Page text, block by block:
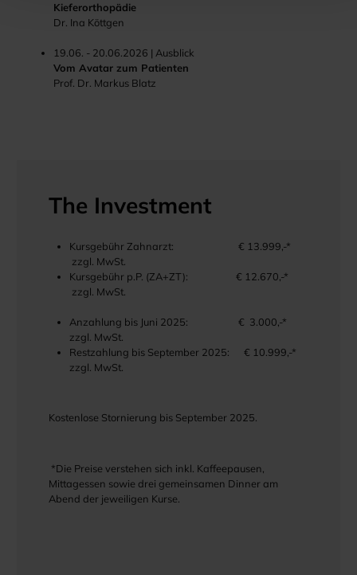
Kieferorthopädie
Dr. Ina Köttgen
19.06. - 20.06.2026 | Ausblick
Vom Avatar zum Patienten
Prof. Dr. Markus Blatz
The Investment
Kursgebühr Zahnarzt: € 13.999,-*
zzgl. MwSt.
Kursgebühr p.P. (ZA+ZT): € 12.670,-*
zzgl. MwSt.
Anzahlung bis Juni 2025: € 3.000,-*
zzgl. MwSt.
Restzahlung bis September 2025: € 10.999,-*
zzgl. MwSt.
Kostenlose Stornierung bis September 2025.
*Die Preise verstehen sich inkl. Kaffeepausen,
Mittagessen sowie drei gemeinsamen Dinner am
Abend der jeweiligen Kurse.